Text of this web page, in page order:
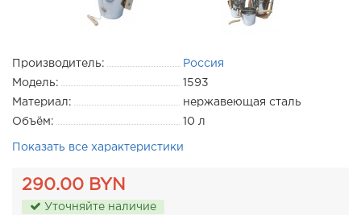
Производитель:
Россия
Модель:
1593
Материал:
нержавеющая сталь
Объём:
10 л
Показать все характеристики
290.00 BYN
Уточняйте наличие